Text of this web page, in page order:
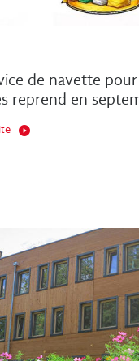
de navette
reprend en